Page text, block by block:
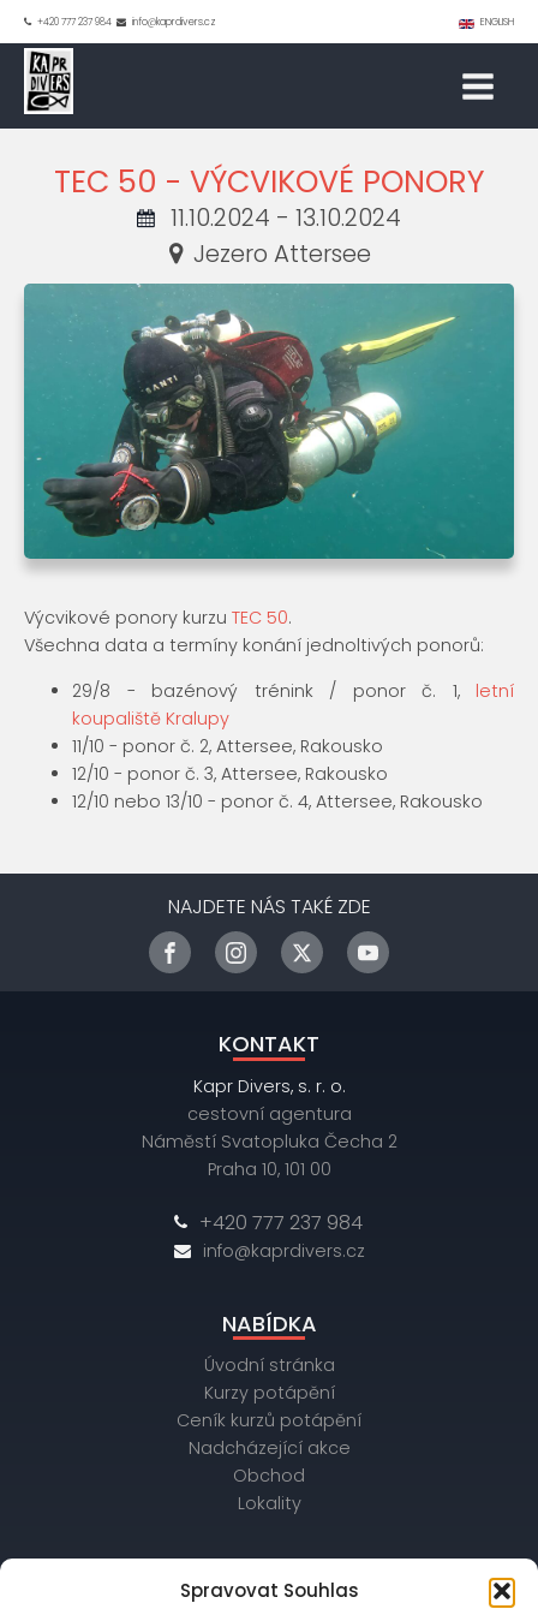
Spravovat Souhlas
+420 777 237 984 info@kaprdivers.cz ENGLISH
TEC 50 - VÝCVIKOVÉ PONORY
11.10.2024 - 13.10.2024
Jezero Attersee
Výcvikové ponory kurzu TEC 50.
Všechna data a termíny konání jednoltivých ponorů:
29/8 - bazénový trénink / ponor č. 1, letní
koupaliště Kralupy
11/10 - ponor č. 2, Attersee, Rakousko
12/10 - ponor č. 3, Attersee, Rakousko
12/10 nebo 13/10 - ponor č. 4, Attersee, Rakousko
NAJDETE NÁS TAKÉ ZDE
KONTAKT
Kapr Divers, s. r. o.
cestovní agentura
Náměstí Svatopluka Čecha 2
Praha 10, 101 00
+420 777 237 984
info@kaprdivers.cz
NABÍDKA
Úvodní stránka
Kurzy potápění
Ceník kurzů potápění
Nadcházející akce
Obchod
Lokality
OBCHODNÍ ÚDAJE